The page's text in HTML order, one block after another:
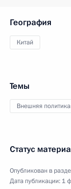
География
Китай
Темы
Внешняя политика
Статус
Опубликован в
Дата публикации: 1